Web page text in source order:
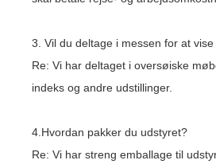
3. Vil du deltage i messen for at
Re: Vi har deltaget i oversøiske
indeks og andre udstillinger.
4.Hvordan pakker du udstyret?
Re: Vi har streng emballage til